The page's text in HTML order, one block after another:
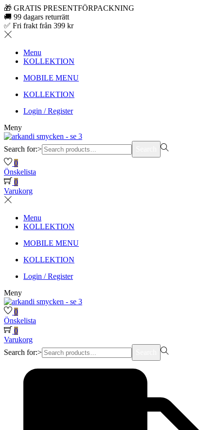
🎁 GRATIS PRESENTFÖRPACKNING
🚚 99 dagars returrätt
✅ Fri frakt från 399 kr
Menu
KOLLEKTION
MOBILE MENU
KOLLEKTION
Login / Register
Meny
Search for:>
0
Önskelista
0
Varukorg
Menu
KOLLEKTION
MOBILE MENU
KOLLEKTION
Login / Register
Meny
0
Önskelista
0
Varukorg
Search for:>